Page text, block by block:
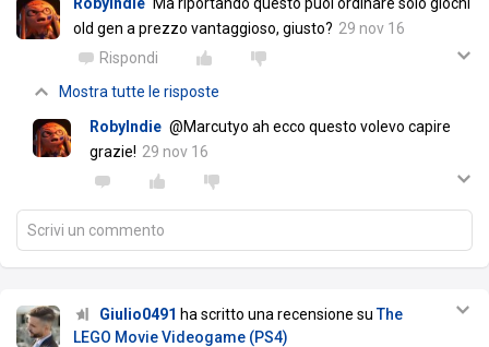
old gen a prezzo vantaggioso, giusto? 29 nov 16
Rispondi
Mostra tutte le risposte
RobyIndie @Marcutyo ah ecco questo volevo capire
grazie! 29 nov 16
Scrivi un commento
Giulio0491 ha scritto una recensione suThe
LEGO Movie Videogame (PS4)